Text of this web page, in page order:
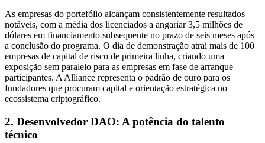
As empresas do portefólio alcançam consistentemente resultados
notáveis, com a média dos licenciados a angariar 3,5 milhões de
dólares em financiamento subsequente no prazo de seis meses após
a conclusão do programa. O dia de demonstração atrai mais de 100
empresas de capital de risco de primeira linha, criando uma
exposição sem paralelo para as empresas em fase de arranque
participantes. A Alliance representa o padrão de ouro para os
fundadores que procuram capital e orientação estratégica no
ecossistema criptográfico.
2. Desenvolvedor DAO: A potência do talento
técnico